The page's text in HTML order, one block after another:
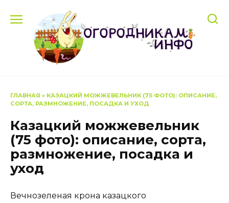
содержанию
ГЛАВНАЯ » КАЗАЦКИЙ МОЖЖЕВЕЛЬНИК (75 ФОТО): ОПИСАНИЕ,
СОРТА, РАЗМНОЖЕНИЕ, ПОСАДКА И УХОД
Казацкий можжевельник
(75 фото): описание, сорта,
размножение, посадка и
уход
Вечнозеленая крона казацкого